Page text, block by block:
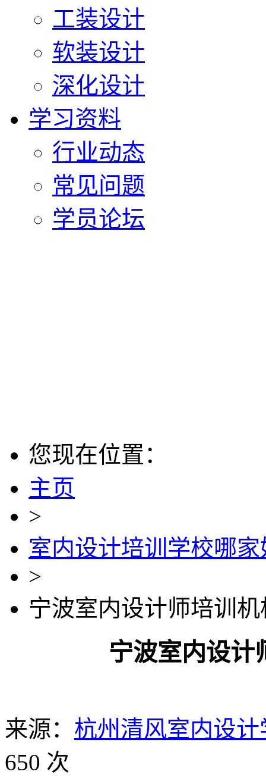
工装设计
软装设计
深化设计
学习资料
行业动态
常见问题
学员论坛
您现在位置：
主页
>
室内设计培训学校哪家
>
宁波室内设计师培训
宁波室内设计
来源： 杭州清风室内设计
650 次